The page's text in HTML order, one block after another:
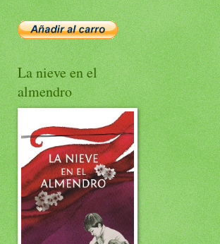
La nieve en el
almendro